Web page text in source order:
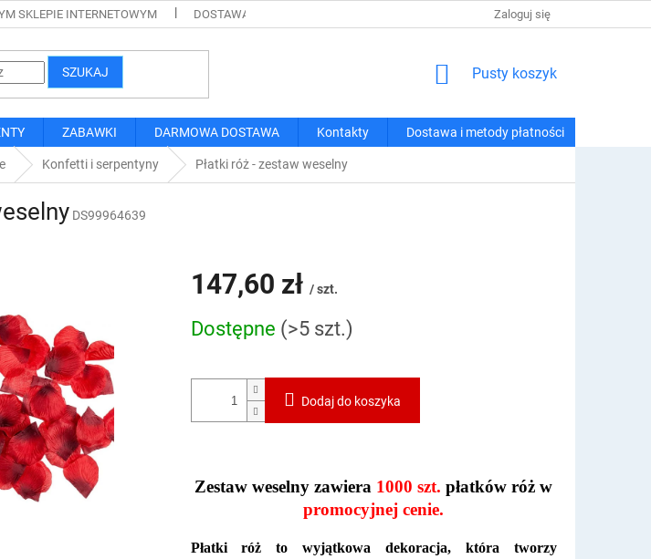
SKLEPIE INTERNETOWYM DOSTAWA I METODY PŁATNOŚCI REGULAMIN ZAKUPÓW
Zaloguj się
SZUKAJ KOSZYK
Pusty koszyk
ZABAWKI DARMOWA DOSTAWA Kontakty Dostawa i metody płatności
Konfetti i serpentyny Płatki róż - zestaw weselny
DS99964639
147,60 zł / szt.
jednostkowa:
Dostępne (>5 szt.)
Dodaj do koszyka
Zestaw weselny zawiera 1000 szt. płatków róż w
promocyjnej cenie.
Płatki róż to wyjątkowa dekoracja, która tworzy